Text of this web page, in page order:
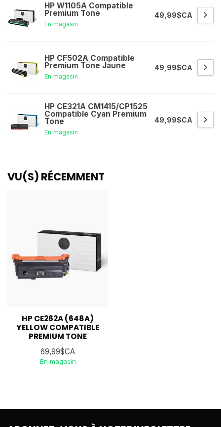
HP W1105A Compatible
Premium Tone
En magasin
49,99$CA
HP CF502A Compatible
Premium Tone Jaune
En magasin
49,99$CA
HP CE321A CM1415/CP1525
Compatible Cyan Premium
Tone
En magasin
49,99$CA
VU(S) RÉCEMMENT
HP CE262A (648A)
YELLOW COMPATIBLE
PREMIUM TONE
69,99$CA
En magasin